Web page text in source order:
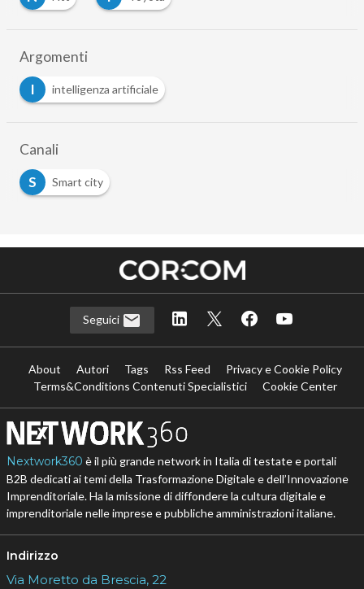
Argomenti
I
intelligenza artificiale
Canali
S
Smart city
Seguici
About Autori Tags Rss Feed
Privacy e Cookie Policy
Terms&Conditions Contenuti Specialistici
Cookie Center
Nextwork360 è il più grande network in Italia di testate e portali
B2B dedicati ai temi della Trasformazione Digitale e dell’Innovazione
Imprenditoriale. Ha la missione di diffondere la cultura digitale e
imprenditoriale nelle imprese e pubbliche amministrazioni italiane.
Indirizzo
Via Moretto da Brescia, 22